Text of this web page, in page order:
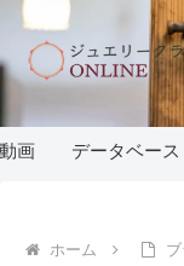
動画 データベース
ホーム